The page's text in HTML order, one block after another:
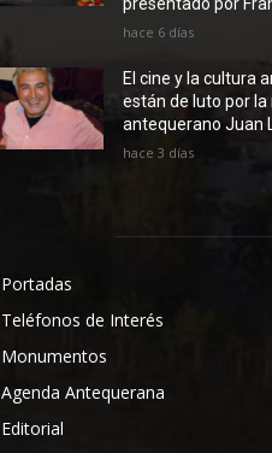
hace 6 días
El cine y la cultura
están de luto por la
antequerano Juan
hace 3 días
Portadas
Teléfonos de Interés
Monumentos
Agenda Antequerana
Editorial